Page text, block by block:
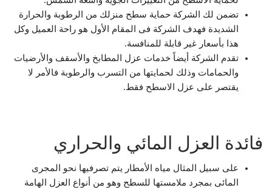
تضمن لك الشركة حماية سطح منزلك من الرطوبة والحرارة
الشديدة فهدف الشركة فى المقام الأول هو راحة العميل وكل
هذا بأسعار غير قابلة للمنافسة.
تقدم الشركة أيضاً خدمات عزل المطابخ والأسقف والأرضيات
والحمامات وذلك لحمايتها من التسرب والرطوبة فالأمر لا
يقتصر على عزل الاسطح فقط.
فائدة العزل المائي والحراري
على سبيل المثال مياه الأمطار يتم تصرفيها نحو المجرى
المائى بمجرد ملامستها للسطح وهو من أنواع العزل الهامة